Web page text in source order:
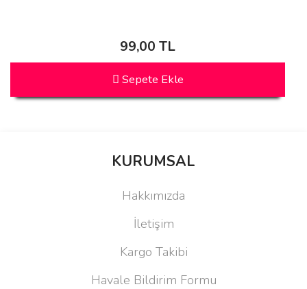
99,00 TL
Sepete Ekle
KURUMSAL
Hakkımızda
İletişim
Kargo Takibi
Havale Bildirim Formu